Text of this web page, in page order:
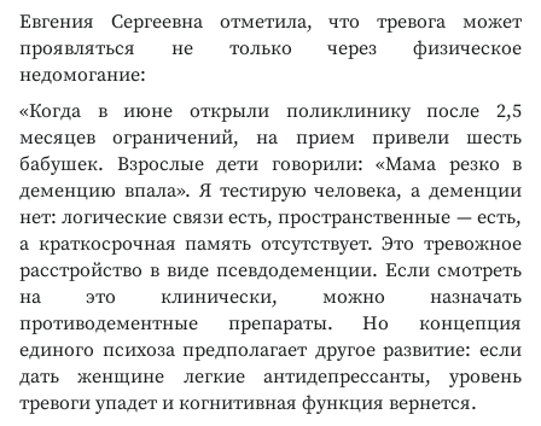
Евгения Сергеевна отметила, что тревога может
проявляться не только через физическое
недомогание:
«Когда в июне открыли поликлинику после 2,5
месяцев ограничений, на прием привели шесть
бабушек. Взрослые дети говорили: «Мама резко в
деменцию впала». Я тестирую человека, а деменции
нет: логические связи есть, пространственные — есть,
а краткосрочная память отсутствует. Это тревожное
расстройство в виде псевдодеменции. Если смотреть
на это клинически, можно назначать
противодементные препараты. Но концепция
единого психоза предполагает другое развитие: если
дать женщине легкие антидепрессанты, уровень
тревоги упадет и когнитивная функция вернется.